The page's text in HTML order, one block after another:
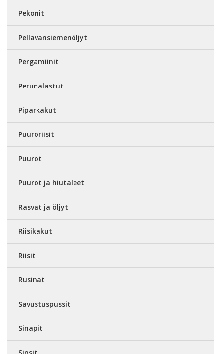
Pekonit
Pellavansiemenöljyt
Pergamiinit
Perunalastut
Piparkakut
Puuroriisit
Puurot
Puurot ja hiutaleet
Rasvat ja öljyt
Riisikakut
Riisit
Rusinat
Savustuspussit
Sinapit